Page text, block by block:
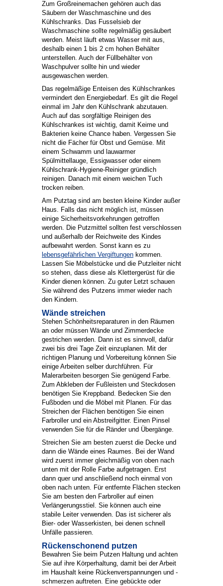
Zum Großreinemachen gehören auch das
Säubern der Waschmaschine und des
Kühlschranks. Das Fusselsieb der
Waschmaschine sollte regelmäßig gesäubert
werden. Meist läuft etwas Wasser mit aus,
deshalb einen 1 bis 2 cm hohen Behälter
unterstellen. Auch der Füllbehälter von
Waschpulver sollte hin und wieder
ausgewaschen werden.
Das regelmäßige Enteisen des Kühlschrankes
vermindert den Energiebedarf. Es gilt die Regel
einmal im Jahr den Kühlschrank abzutauen.
Auch auf das sorgfältige Reinigen des
Kühlschrankes ist wichtig, damit Keime und
Bakterien keine Chance haben. Vergessen Sie
nicht die Fächer für Obst und Gemüse. Mit
einem Schwamm und lauwarmer
Spülmittellauge, Essigwasser oder einem
Kühlschrank-Hygiene-Reiniger gründlich
reinigen. Danach mit einem weichen Tuch
trocken reiben.
Am Putztag sind am besten kleine Kinder außer
Haus. Falls das nicht möglich ist, müssen
einige Sicherheitsvorkehrungen getroffen
werden. Die Putzmittel sollten fest verschlossen
und außerhalb der Reichweite des Kindes
aufbewahrt werden. Sonst kann es zu
lebensgefährlichen Vergiftungen kommen.
Lassen Sie Möbelstücke und die Putzleiter nicht
so stehen, dass diese als Klettergerüst für die
Kinder dienen können. Zu guter Letzt schauen
Sie während des Putzens immer wieder nach
den Kindern.
Wände streichen
Stehen Schönheitsreparaturen in den Räumen
an oder müssen Wände und Zimmerdecke
gestrichen werden. Dann ist es sinnvoll, dafür
zwei bis drei Tage Zeit einzuplanen. Mit der
richtigen Planung und Vorbereitung können Sie
einige Arbeiten selber durchführen. Für
Malerarbeiten besorgen Sie genügend Farbe.
Zum Abkleben der Fußleisten und Steckdosen
benötigen Sie Kreppband. Bedecken Sie den
Fußboden und die Möbel mit Planen. Für das
Streichen der Flächen benötigen Sie einen
Farbroller und ein Abstreifgitter. Einen Pinsel
verwenden Sie für die Ränder und Übergänge.
Streichen Sie am besten zuerst die Decke und
dann die Wände eines Raumes. Bei der Wand
wird zuerst immer gleichmäßig von oben nach
unten mit der Rolle Farbe aufgetragen. Erst
dann quer und anschließend noch einmal von
oben nach unten. Für entfernte Flächen stecken
Sie am besten den Farbroller auf einen
Verlängerungsstiel. Sie können auch eine
stabile Leiter verwenden. Das ist sicherer als
Bier- oder Wasserkisten, bei denen schnell
Unfälle passieren.
Rückenschonend putzen
Bewahren Sie beim Putzen Haltung und achten
Sie auf ihre Körperhaltung, damit bei der Arbeit
im Haushalt keine Rückenverspannungen und -
schmerzen auftreten. Eine gebückte oder